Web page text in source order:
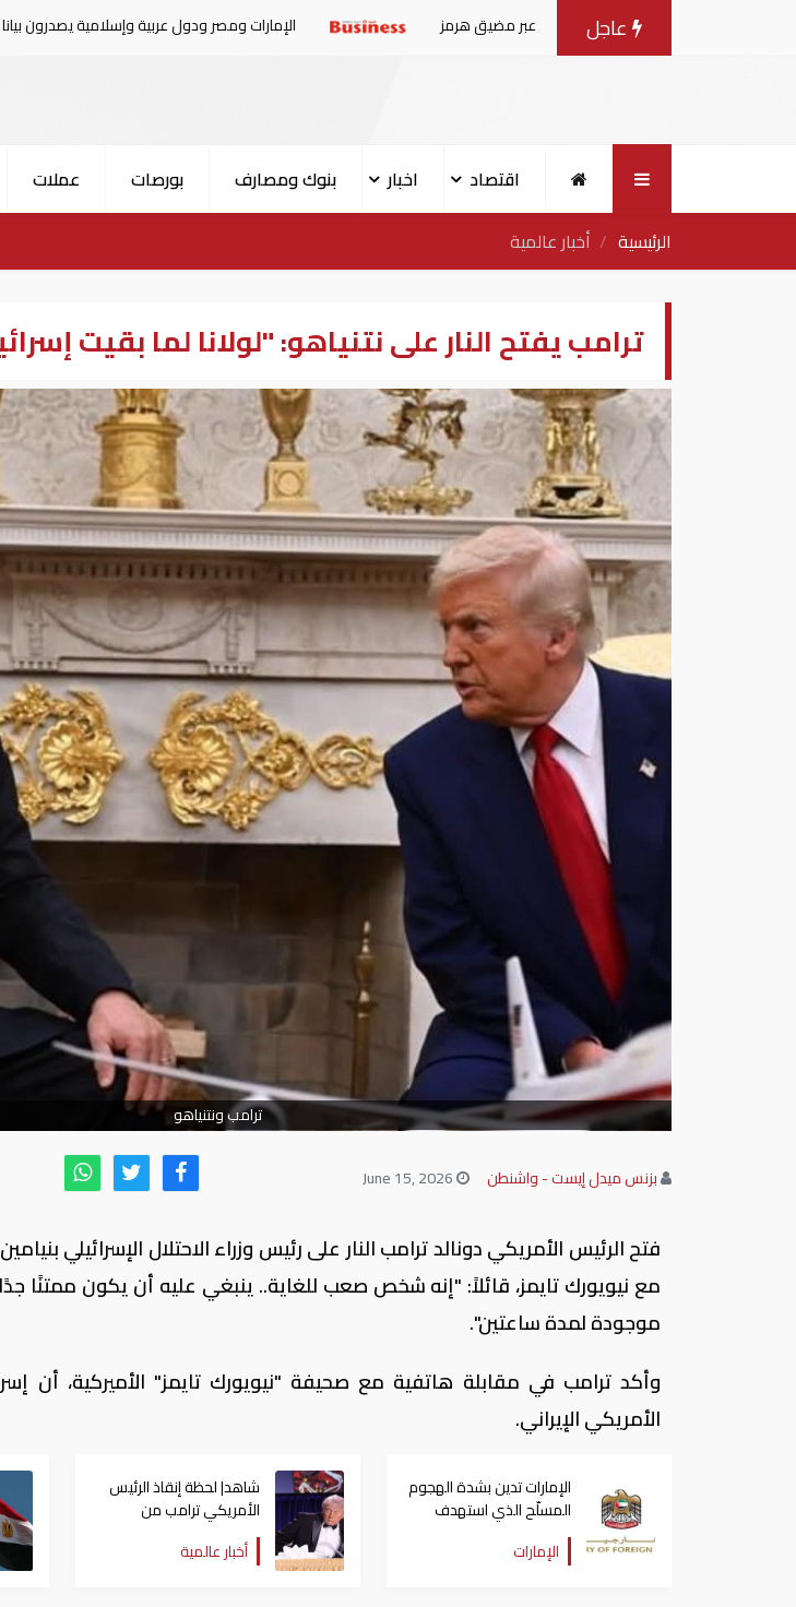
عاجل
المنطقة في صادرات النفط عبر مضيق هرمز الإمارات ومصر ودول عربية وإسلامية يصدرون بيانا مشتركا بشأن
اقتصاد اخبار بنوك ومصارف بورصات عملات
الرئيسية
أخبار عالمية
ترامب يفتح النار على نتنياهو: "لولانا لما بقيت
ترامب ونتنياهو
بزنس ميدل إيست - واشنطن
فتح الرئيس الأمريكي دونالد ترامب النار على رئيس وزراء الاحتلال الإسرائيلي
مع نيويورك تايمز، قائلاً: "إنه شخص صعب للغاية.. ينبغي عليه أن يكون ممتنًا جدًا
موجودة لمدة ساعتين".
وأكد ترامب في مقابلة هاتفية مع صحيفة "نيويورك تايمز" الأميركية، أن
الأمريكي الإيراني.
الإمارات تدين بشدة الهجوم
المسلّح الذي استهدف
الرئيس الأمريكي دونالد
ترامب
الإمارات
شاهد| لحظة إنقاذ الرئيس
الأمريكي ترامب من
محاولة اغتيال جديدة
أخبار عالمية